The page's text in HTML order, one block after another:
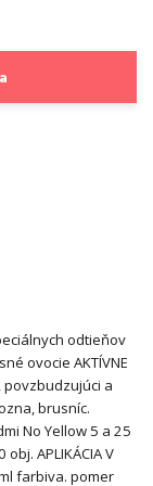
odtieňov
ovocie AKTÍVNE
povzbudzujúci a
brusníc.
No Yellow 5 a 25
APLIKÁCIA V
farbiva. pomer